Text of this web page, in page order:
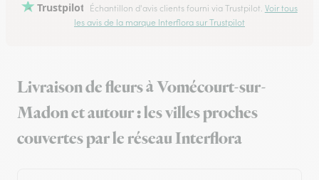
Trustpilot Échantillon d'avis clients fourni via Trustpilot. Voir tous
les avis de la marque Interflora sur Trustpilot
Livraison de fleurs à Vomécourt-sur-
Madon et autour : les villes proches
couvertes par le réseau Interflora